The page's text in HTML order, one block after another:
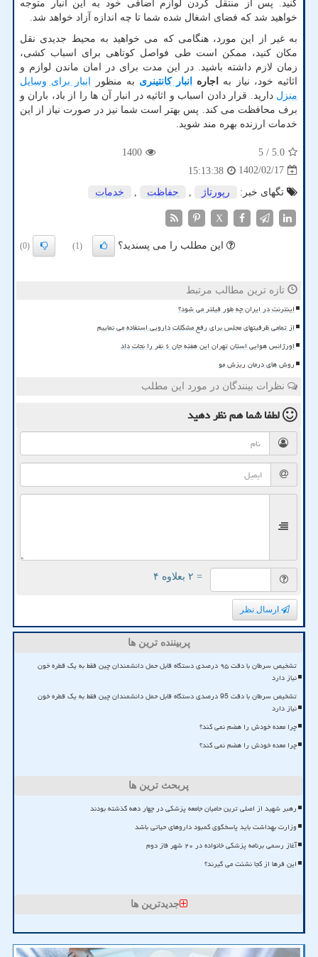
کنید. پس از منتقل کردن لوازم اضافی خود به این انبار متوجه
خواهید شد که فضای اشغال شده شما تا چه اندازه آزاد خواهد شد.
به غیر از این مورد، هنگامی که می خواهید به محیط جدیدی نقل
مکان کنید، ممکن است طی فواصل کوتاهی برای اسباب کشی،
زمان لازم داشته باشید. در این مدت برای در امان ماندن لوازم و
اثاثیه خود، نیاز به
اجاره انبار کانتینری به منظور
انبار برای وسایل
منزل دارید. قرار دادن اسباب و اثاثیه در انبار آن ها را از باد، باران و
برف محافظت می کند. پس بهتر است شما نیز در صورت نیاز از این
خدمات ارزنده بهره مند شوید.
5.0
/ 5
1400
1402/02/17
15:13:38
تگهای خبر:
رپورتاژ , حفاظت , خدمات
X
این مطلب را می پسندید؟ (1)
(0)
تازه ترین مطالب مرتبط
اینترنت در ایران چه طور فیلتر می شود؟
از تمامی ظرفیتهای مجلس برای رفع مشکلات دارویی استفاده می نماییم
اورژانس هوایی استان تهران این هفته جان ۶ نفر را نجات داد
روش های درمان ریزش مو
نظرات بینندگان در مورد این مطلب
لطفا شما همنظر دهید
= ۲ بعلاوه ۴
ارسال نظر
پربیننده ترین ها
تشخیص سرطان با دقت ۹۵ درصدی دستگاه قابل حمل دانشمندان چین فقط به یک قطره خون
نیاز دارد
تشخیص سرطان با دقت 95 درصدی دستگاه قابل حمل دانشمندان چین فقط به یک قطره خون
نیاز دارد
چرا معده خودش را هضم نمی کند؟
چرا معده خودش را هضم نمی کند؟
پربحث ترین ها
رهبر شهید از اصلی ترین حامیان جامعه پزشکی در چهار دهه گذشته بودند
وزارت بهداشت باید پاسخگوی کمبود داروهای حیاتی باشد
آغاز رسمی برنامه پزشکی خانواده در ۲۰ شهر فاز دوم
این فرها از کجا نشئت می گیرند؟
جدیدترین ها